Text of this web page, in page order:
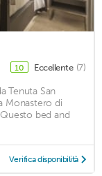
10 Eccellente (7)
Tenuta San
Monastero di
bed and
Verifica disponibilità